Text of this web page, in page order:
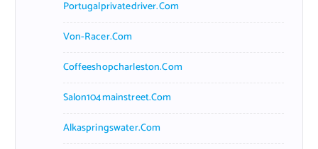
Portugalprivatedriver.com
Von-Racer.com
Coffeeshopcharleston.com
Salon104mainstreet.com
Alkaspringswater.com